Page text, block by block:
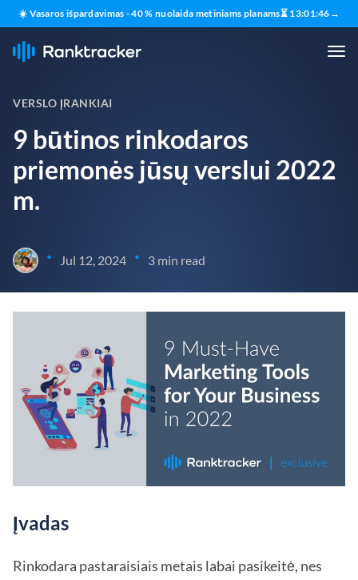
☀️ Vasaros išpardavimas - 40 % nuolaida metiniams planams⏳ 13:01:45 →
VERSLO ĮRANKIAI
9 būtinos rinkodaros
priemonės jūsų verslui 2022
m.
• Jul 12, 2024 • 3 min read
Įvadas
Rinkodara pastaraisiais metais labai pasikeitė, nes